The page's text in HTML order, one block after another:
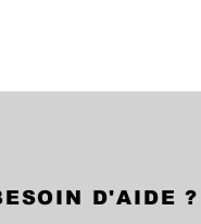
D'AIDE ?